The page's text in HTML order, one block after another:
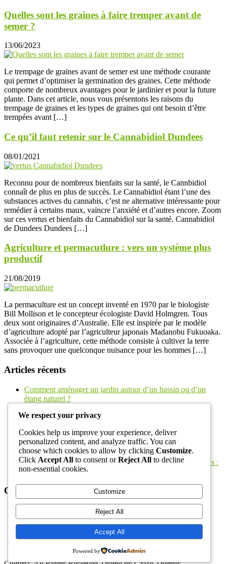
Quelles sont les graines à faire tremper avant de
semer ?
13/06/2023
Le trempage de graines avant de semer est une méthode courante
qui permet d’optimiser la germination des graines. Cette méthode
comporte de nombreux avantages pour le jardinier et pour la future
plante. Dans cet article, nous vous présentons les raisons du
trempage de graines et les types de graines qui ont besoin d’être
trempées avant […]
Ce qu’il faut retenir sur le Cannabidiol Dundees
08/01/2021
Reconnu pour de nombreux bienfaits sur la santé, le Cannbidiol
connaît de plus en plus de succès. Le Cannabidiol étant l’une des
substances actives du cannabis, c’est ne alternative intéressante pour
remédier à certains maux, vaincre l’anxiété et d’autres encore. Zoom
sur ces vertus et bienfaits du Cannabidiol sur la santé. Cannabidiol
de Dundees Dundees […]
Agriculture et permacutlure : vers un système plus
productif
21/08/2019
La permaculture est un concept inventé en 1970 par le biologiste
Bill Mollison et le concepteur écologiste David Holmgren. Tous
deux sont originaires d’Australie. Elle est inspirée par le modèle
d’agriculture adopté par l’agriculteur japonais Madanobu Fukuoaka.
Associée à l’agriculture, cette méthode consiste à cultiver la terre
sans provoquer une quelconque nuisance pour les hommes […]
Articles récents
Comment aménager un jardin autour d’un bassin ou d’un
étang naturel ?
astuces pour un aménagement réussi
bons accessoires forestiers ?
Comparatif des accessoires de coupe, de broyage et de
manutention pour les travaux forestiers
Les accessoires indispensables pour les machines forestières :
assurer sécurité et performance au quotidien
Catégories
Agriculture biologique
Création jardin
Permaculture potager
We respect your privacy
Cookies help us improve your experience, deliver
personalized content, and analyze traffic. You can
choose which cookies to allow by clicking Customize.
Click Accept All to consent orReject All to decline
non-essential cookies.
Customize
Reject All
Accept All
Powered by